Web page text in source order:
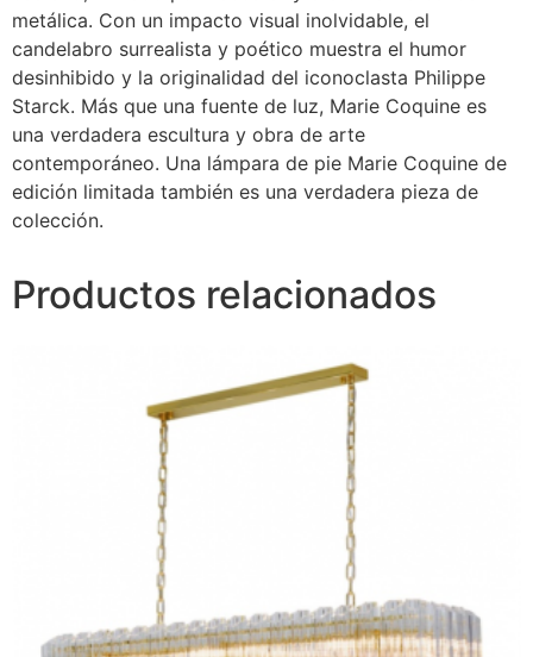
metálica. Con un impacto visual inolvidable, el
candelabro surrealista y poético muestra el humor
desinhibido y la originalidad del iconoclasta Philippe
Starck. Más que una fuente de luz, Marie Coquine es
una verdadera escultura y obra de arte
contemporáneo. Una lámpara de pie Marie Coquine de
edición limitada también es una verdadera pieza de
colección.
Productos relacionados